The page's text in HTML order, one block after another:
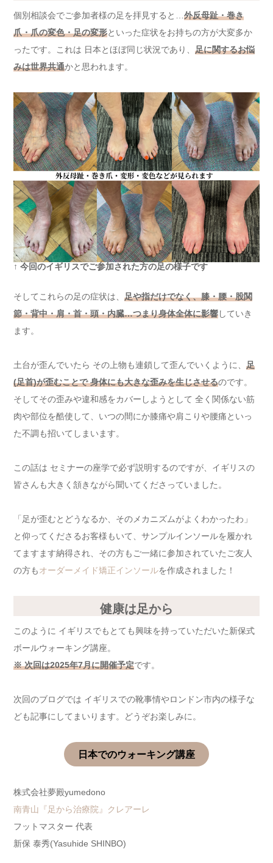
個別相談会でご参加者様の足を拝見すると…外反母趾・巻き
爪・爪の変色・足の変形といった症状をお持ちの方が大変多か
ったです。これは 日本とほぼ同じ状況であり、 足に関するお悩
みは世界共通かと思われます。
↑ 今回のイギリスでご参加された方の足の様子です
そしてこれらの足の症状は、 足や指だけでなく、膝・腰・股関
節・背中・肩・首・頭・内臓…つまり身体全体に影響していき
ます。
土台が歪んでいたら その上物も連鎖して歪んでいくように、 足
(足首)が歪むことで 身体にも大きな歪みを生じさせるのです。
そしてその歪みや違和感をカバーしようとして 全く関係ない筋
肉や部位を酷使して、いつの間にか膝痛や肩こりや腰痛といっ
た不調も招いてしまいます。
この話は セミナーの座学で必ず説明するのですが、イギリスの
皆さんも大きく頷きながら聞いてくださっていました。
「足が歪むとどうなるか、そのメカニズムがよくわかったわ」
と仰ってくださるお客様もいて、サンプルインソールを履かれ
てますます納得され、その方もご一緒に参加されていたご友人
の方もオーダーメイド矯正インソールを作成されました！
健康は足から
このように イギリスでもとても興味を持っていただいた新保式
ボールウォーキング講座。
※ 次回は2025年7月に開催予定です。
次回のブログでは イギリスでの靴事情やロンドン市内の様子な
ども記事にしてまいります。どうぞお楽しみに。
日本でのウォーキング講座
株式会社夢殿yumedono
南青山『足から治療院』クレアーレ
フットマスター 代表
新保 泰秀(Yasuhide SHINBO)